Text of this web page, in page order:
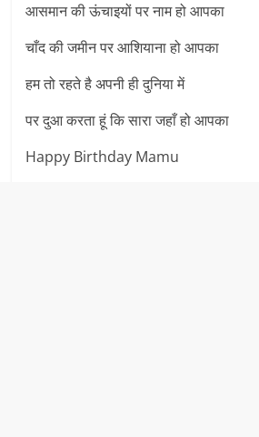
आसमान की ऊंचाइयों पर नाम हो आपका
चाँद की जमीन पर आशियाना हो आपका
हम तो रहते है अपनी ही दुनिया में
पर दुआ करता हूं कि सारा जहाँ हो आपका
Happy Birthday Mamu